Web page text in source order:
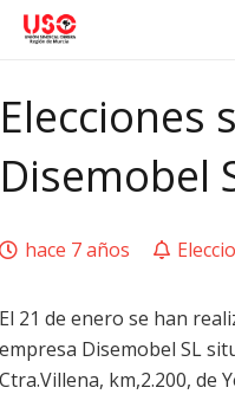
Elecciones
Disemobel
hace 7 años
El 21 de enero se han
empresa Disemobel SL
Ctra.Villena, km,2.200, de